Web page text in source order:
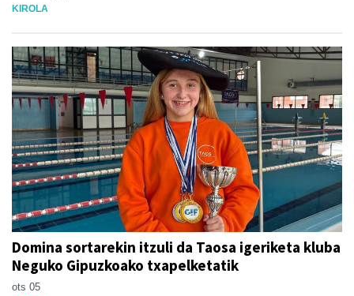
KIROLA
Domina sortarekin itzuli da Taosa igeriketa kluba
Neguko Gipuzkoako txapelketatik
ots 05